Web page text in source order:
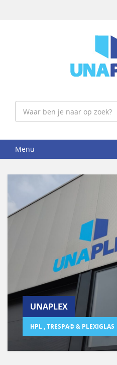
Menu
UNAPLEX
HPL , TRESPA© & PLEXIGLAS